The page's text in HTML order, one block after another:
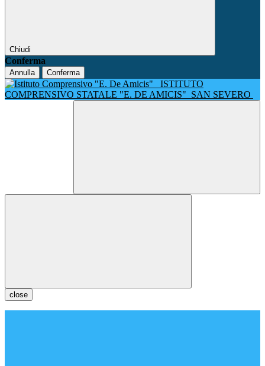
Chiudi
Conferma
Annulla Conferma
ISTITUTO
COMPRENSIVO STATALE "E. DE AMICIS" SAN SEVERO
close